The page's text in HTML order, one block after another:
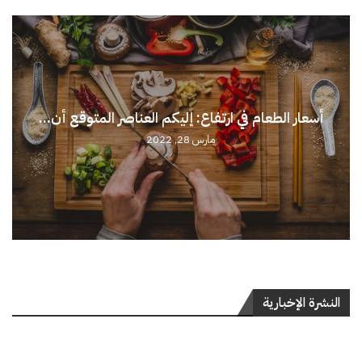
أسعار الطعام في ارتفاع: إليكم العناصر المتوقع أن...
مارس 28, 2022
النشرة الإخبارية